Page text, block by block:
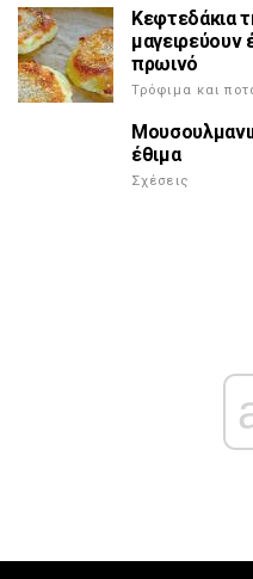
Κεφτεδάκια
μαγειρεύουν
πρωινό
Τρόφιμα και
έθιμα
Σχέσεις